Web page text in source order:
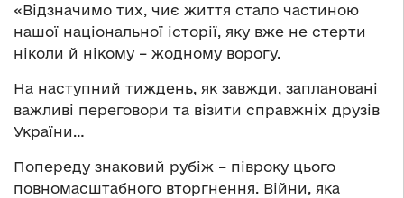
«Відзначимо тих, чиє життя стало частиною
нашої національної історії, яку вже не стерти
ніколи й нікому – жодному ворогу.
На наступний тиждень, як завжди, заплановані
важливі переговори та візити справжніх друзів
України…
Попереду знаковий рубіж – півроку цього
повномасштабного вторгнення. Війни, яка